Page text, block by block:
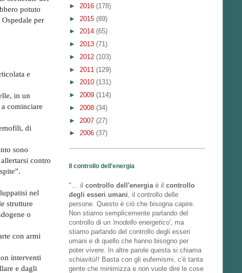
potuto
per
e
in un
cominciare
di
sono
contro
nel
strutture
o
con armi
interventi
e dagli
► 2016 (178)
► 2015 (89)
► 2014 (65)
► 2013 (71)
► 2012 (103)
► 2011 (129)
► 2010 (131)
► 2009 (114)
► 2008 (34)
► 2007 (27)
► 2006 (37)
Il controllo dell'energia
"… il controllo dell'energia è il controllo
degli esseri umani , il controllo delle
persone. Questo è ciò che bisogna capire.
Non stiamo semplicemente parlando del
controllo di un 'modello energetico', ma
stiamo parlando del controllo degli esseri
umani e di quello che hanno bisogno per
poter vivere. In altre parole questa si chiama
schiavitù!! Basta con gli eufemismi, c'è tanta
gente che minimizza e non vuole dire le cose